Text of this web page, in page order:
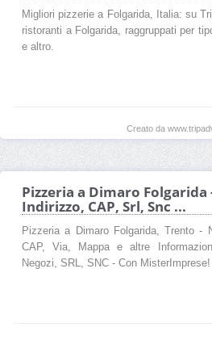
Migliori pizzerie a Folgarida, Italia: su
ristoranti a Folgarida, raggruppati per
e altro.
Creato da
Pizzeria a Dimaro Folgarida
Indirizzo, CAP, Srl, Snc ...
Pizzeria a Dimaro Folgarida, Trento -
CAP, Via, Mappa e altre
Negozi, SRL, SNC - Con MisterImprese!